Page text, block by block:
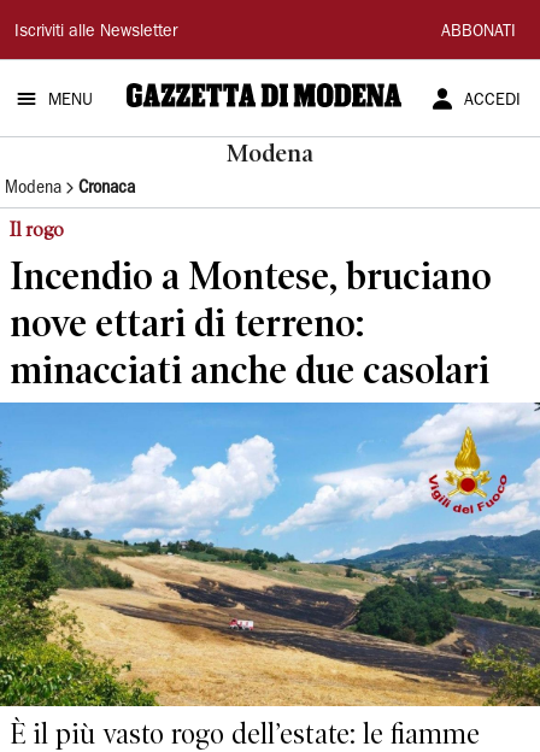
Gazzetta
di
Modena
Iscriviti alle Newsletter ABBONATI
MENU ACCEDI
Modena
Modena Cronaca
Il rogo
Incendio a Montese, bruciano
nove ettari di terreno:
minacciati anche due casolari
È il più vasto rogo dell’estate: le fiamme